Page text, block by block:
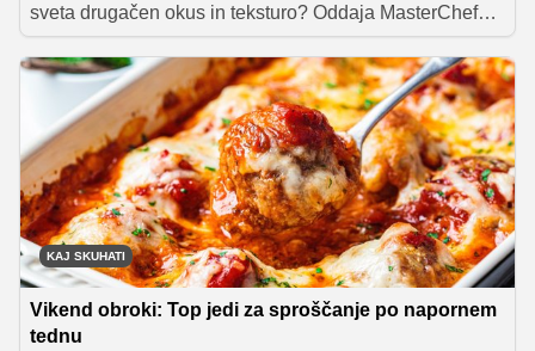
sveta drugačen okus in teksturo? Oddaja MasterChef
Slovenija nas je popeljala v raziskovanje pestrega sveta
rižev in nam predstavila različne vrste riža – od
klasičnih, kot sta Sant Andrea in integralni riž, do bolj
eksotičnih, kot je divji riž. Tekmovalci so v skupinskih
izzivih pripravljali svoje jedi in morali dokazati, da
obvladajo vse osnove priprave riža.
KAJ SKUHATI
Vikend obroki: Top jedi za sproščanje po napornem
tednu